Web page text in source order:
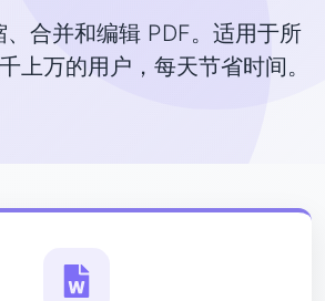
、合并和编辑 PDF。适用于所
上万的用户，每天节省时间。